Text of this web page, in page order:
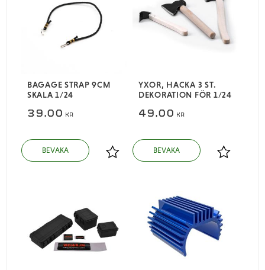
BAGAGE STRAP 9CM
SKALA 1/24
39,00 KR
Lägg till i favoriter
YXOR, HACKA 3 ST.
DEKORATION FÖR 1/24
49,00 KR
Lägg till i